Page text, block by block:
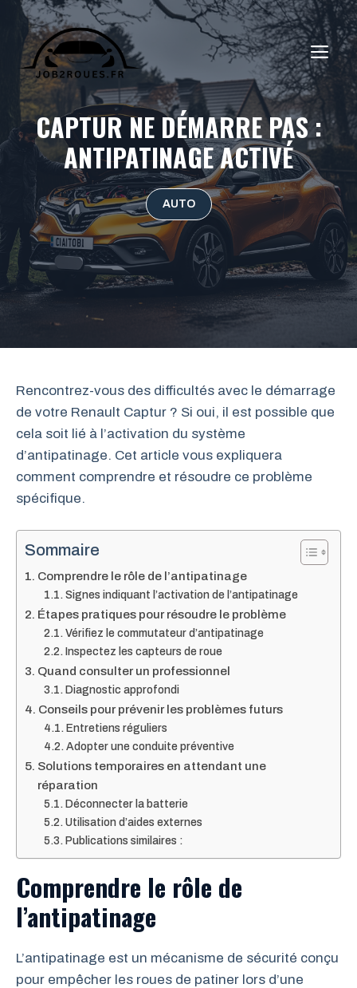
Aller
contenu
CAPTUR NE DÉMARRE PAS :
ANTIPATINAGE ACTIVÉ
AUTO
Rencontrez-vous des difficultés avec le démarrage
de votre Renault Captur ? Si oui, il est possible que
cela soit lié à l’activation du système
d’antipatinage. Cet article vous expliquera
comment comprendre et résoudre ce problème
spécifique.
Sommaire
Comprendre le rôle de l’antipatinage
Signes indiquant l’activation de l’antipatinage
Étapes pratiques pour résoudre le problème
Vérifiez le commutateur d’antipatinage
Inspectez les capteurs de roue
Quand consulter un professionnel
Diagnostic approfondi
Conseils pour prévenir les problèmes futurs
Entretiens réguliers
Adopter une conduite préventive
Solutions temporaires en attendant une
réparation
Déconnecter la batterie
Utilisation d’aides externes
Publications similaires :
Comprendre le rôle de
l’antipatinage
L’antipatinage est un mécanisme de sécurité conçu
pour empêcher les roues de patiner lors d’une